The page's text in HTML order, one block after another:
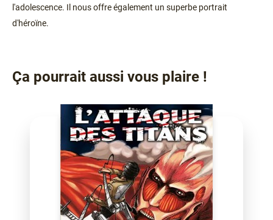
l'adolescence. Il nous offre également un superbe portrait
d'héroïne.
Ça pourrait aussi vous plaire !